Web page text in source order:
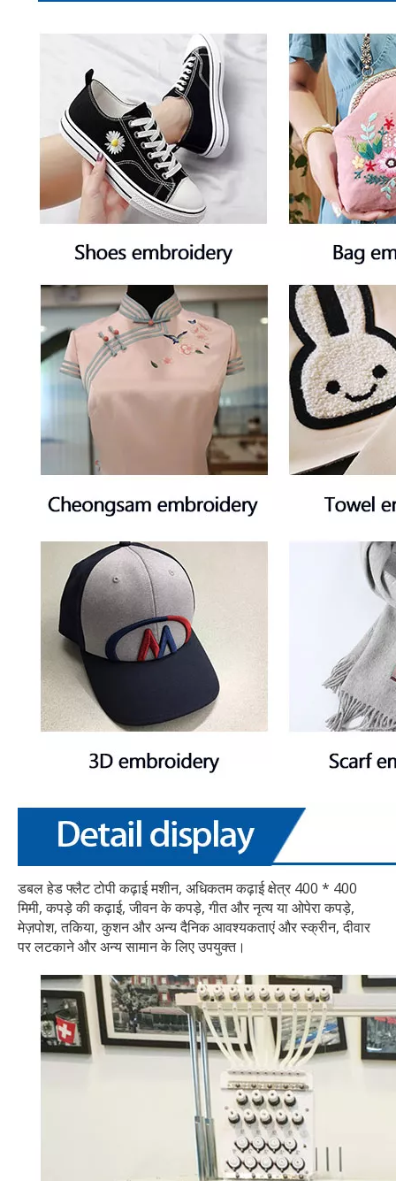
डबल हेड फ्लैट टोपी कढ़ाई मशीन, अधिकतम कढ़ाई क्षेत्र 400 * 400
मिमी, कपड़े की कढ़ाई, जीवन के कपड़े, गीत और नृत्य या ओपेरा कपड़े,
मेज़पोश, तकिया, कुशन और अन्य दैनिक आवश्यकताएं और स्क्रीन, दीवार
पर लटकाने और अन्य सामान के लिए उपयुक्त।